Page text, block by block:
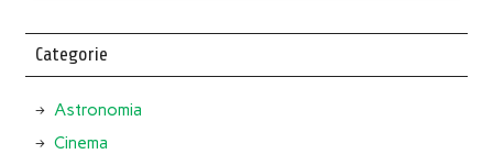
Categorie
Astronomia
Cinema